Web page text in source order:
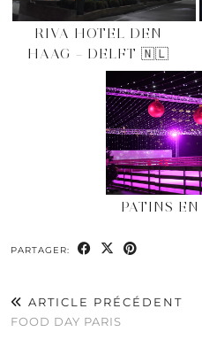
RIVA HOTEL DEN
HAAG – DELFT 🇳🇱
PATINS
PARTAGER:
ARTICLE PRÉCÉDENT
FOOD DAY PARIS